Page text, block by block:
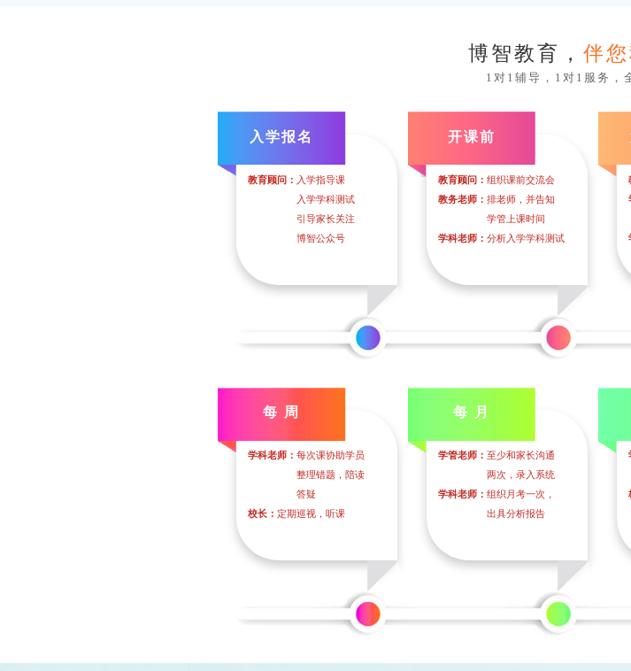
博智教育， 伴
1对1辅导，1对1服务，
入学报名
教育顾问： 入学指导课
入学学科测试
引导家长关注
博智公众号
开课前
教育顾问：组织课前交流会
教务老师：排老师，并告知
学管上课时间
学科老师：分析入学学科测试
每 周
学科老师： 每次课协助学员
整理错题，陪读
答疑
校长： 定期巡视，听课
每 月
学管老师：至少和家长沟通
两次，录入系统
学科老师：组织月考一次，
出具分析报告